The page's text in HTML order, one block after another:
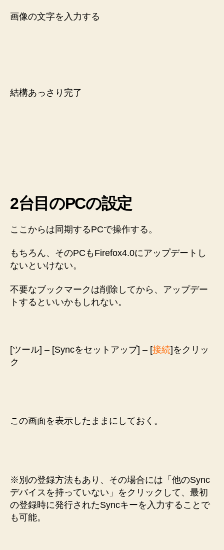
画像の文字を入力する
結構あっさり完了
2台目のPCの設定
ここからは同期するPCで操作する。
もちろん、そのPCもFirefox4.0にアップデートし
ないといけない。
不要なブックマークは削除してから、アップデー
トするといいかもしれない。
[ツール] – [Syncをセットアップ] – [接続]をクリッ
ク
この画面を表示したままにしておく。
※別の登録方法もあり、その場合には「他のSync
デバイスを持っていない」をクリックして、最初
の登録時に発行されたSyncキーを入力することで
も可能。